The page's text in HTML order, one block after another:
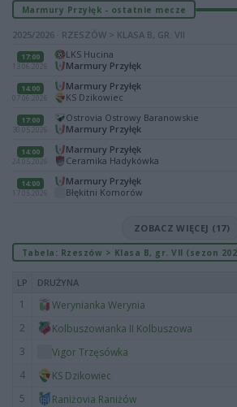
Marmury Przyłęk - ostatnie mecze
2025/2026 · RZESZÓW > KLASA B, GR. VII
17:00
13.06.2026
LKS Hucina
Marmury Przyłęk
14:00
07.06.2026
Marmury Przyłęk
KS Dzikowiec
17:00
30.05.2026
Ostrovia Ostrowy Baranowskie
Marmury Przyłęk
14:00
24.05.2026
Marmury Przyłęk
Ceramika Hadykówka
14:00
17.05.2026
Marmury Przyłęk
Błękitni Komorów
ZOBACZ WIĘCEJ (17)
Tabela: Rzeszów > Klasa B, gr. VII (sezon
LP DRUŻYNA
1 Werynianka Werynia
2
Kolbuszowianka II Kolbuszowa
3
Vigor Trzęsówka
4
KS Dzikowiec
5
Raniżovia Raniżów